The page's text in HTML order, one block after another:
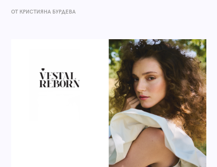
ОТ КРИСТИЯНА БУРДЕВА